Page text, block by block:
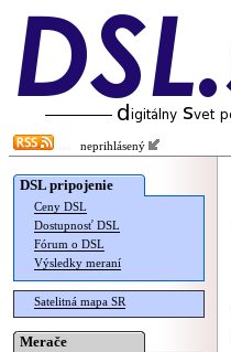
neprihlásený
DSL pripojenie
Ceny DSL
Dostupnosť DSL
Fórum o DSL
Výsledky meraní
Satelitná mapa SR
Merače